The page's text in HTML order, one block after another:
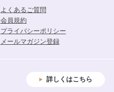
よくあるご質問
会員規約
プライバシーポリシー
メールマガジン登録
詳しくはこちら